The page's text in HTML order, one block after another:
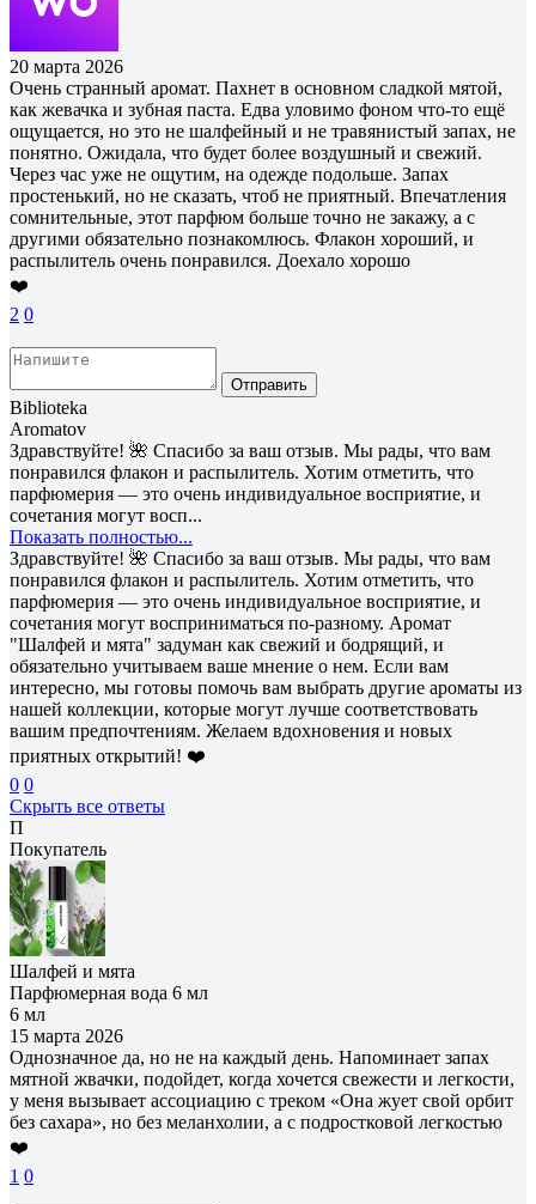
20 марта 2026
Очень странный аромат. Пахнет в основном сладкой мятой,
как жевачка и зубная паста. Едва уловимо фоном что-то ещё
ощущается, но это не шалфейный и не травянистый запах, не
понятно. Ожидала, что будет более воздушный и свежий.
Через час уже не ощутим, на одежде подольше. Запах
простенький, но не сказать, чтоб не приятный. Впечатления
сомнительные, этот парфюм больше точно не закажу, а с
другими обязательно познакомлюсь. Флакон хороший, и
распылитель очень понравился. Доехало хорошо
❤️
2 0
Отправить
Biblioteka
Aromatov
Здравствуйте! 🌺 Спасибо за ваш отзыв. Мы рады, что вам
понравился флакон и распылитель. Хотим отметить, что
парфюмерия — это очень индивидуальное восприятие, и
сочетания могут восп...
Показать полностью...
Здравствуйте! 🌺 Спасибо за ваш отзыв. Мы рады, что вам
понравился флакон и распылитель. Хотим отметить, что
парфюмерия — это очень индивидуальное восприятие, и
сочетания могут восприниматься по-разному. Аромат
"Шалфей и мята" задуман как свежий и бодрящий, и
обязательно учитываем ваше мнение о нем. Если вам
интересно, мы готовы помочь вам выбрать другие ароматы из
нашей коллекции, которые могут лучше соответствовать
вашим предпочтениям. Желаем вдохновения и новых
приятных открытий! ❤️
0 0
Скрыть все ответы
П
Покупатель
Шалфей и мята
Парфюмерная вода 6 мл
6 мл
15 марта 2026
Однозначное да, но не на каждый день. Напоминает запах
мятной жвачки, подойдет, когда хочется свежести и легкости,
у меня вызывает ассоциацию с треком «Она жует свой орбит
без сахара», но без меланхолии, а с подростковой легкостью
❤️
1 0